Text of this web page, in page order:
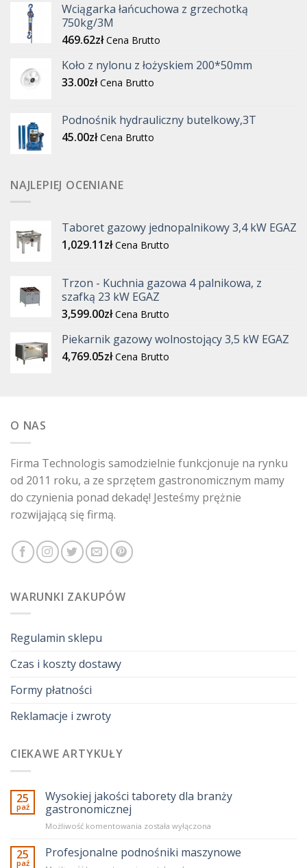
Wciągarka łańcuchowa z grzechotką
750kg/3M
469.62zł Cena Brutto
Koło z nylonu z łożyskiem 200*50mm
33.00zł Cena Brutto
Podnośnik hydrauliczny butelkowy,3T
45.00zł Cena Brutto
NAJLEPIEJ OCENIANE
Taboret gazowy jednopalnikowy 3,4 kW EGAZ
1,029.11zł Cena Brutto
Trzon - Kuchnia gazowa 4 palnikowa, z
szafką 23 kW EGAZ
3,599.00zł Cena Brutto
Piekarnik gazowy wolnostojący 3,5 kW EGAZ
4,769.05zł Cena Brutto
O NAS
Firma Technologis samodzielnie funkcjonuje na rynku
od 2011 roku, a ze sprzętem gastronomicznym mamy
do czynienia ponad dekadę! Jesteśmy prężnie
rozwijającą się firmą.
WARUNKI ZAKUPÓW
Regulamin sklepu
Czas i koszty dostawy
Formy płatności
Reklamacje i zwroty
CIEKAWE ARTYKUŁY
25
paź
Wysokiej jakości taborety dla branży
gastronomicznej
Możliwość komentowania Wysokiej
taborety
została wyłączona
25
paź
Profesjonalne podnośniki maszynowe